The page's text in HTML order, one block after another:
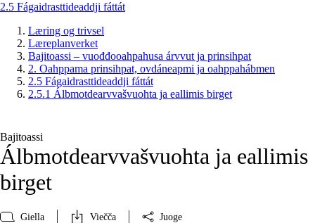
2.5 Fágaidrasttideaddji fáttát
Læring og trivsel
Læreplanverket
Bajitoassi – vuođđooahpahusa árvvut ja prinsihpat
2. Oahppama prinsihpat, ovdáneapmi ja oahppahábmen
2.5 Fágaidrasttideaddji fáttát
2.5.1 Álbmotdearvvašvuohta ja eallimis birget
Bajitoassi
Álbmotdearvvašvuohta ja eallimis
birget
Giella Viečča Juoge